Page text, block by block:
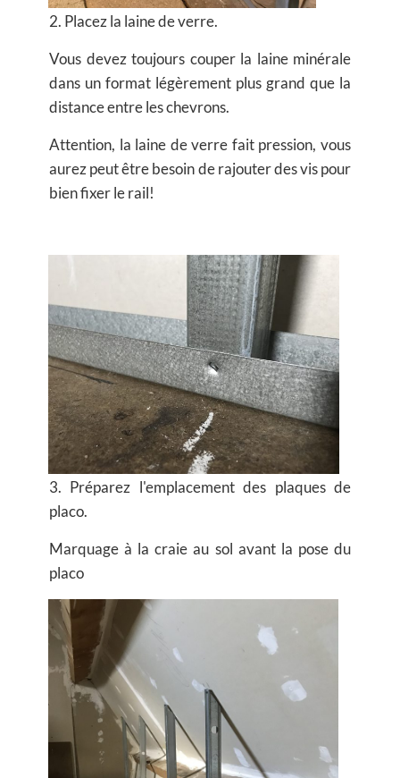
2. Placez la laine de verre.
Vous devez toujours couper la laine minérale
dans un format légèrement plus grand que la
distance entre les chevrons.
Attention, la laine de verre fait pression, vous
aurez peut être besoin de rajouter des vis pour
bien fixer le rail!
3. Préparez l'emplacement des plaques de
placo.
Marquage à la craie au sol avant la pose du
placo